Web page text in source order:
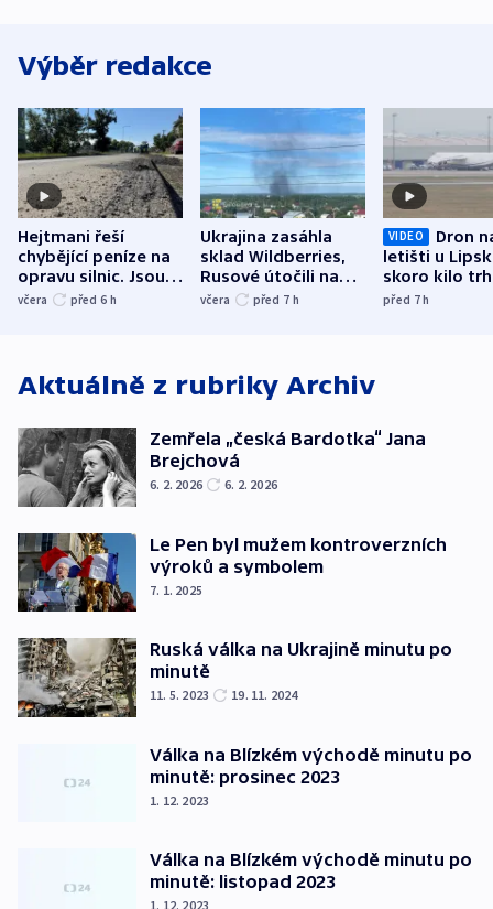
Výběr redakce
Hejtmani řeší
chybějící peníze na
opravu silnic. Jsou
nenárokové, namítá
včera před 6 h
Ukrajina zasáhla
sklad Wildberries,
Rusové útočili na
trh, hasiče či
včera před 7 h
VIDEO
Dron
letišti u
skoro kilo
indicie
před 7h
Aktuálně z rubriky Archiv
Zemřela „česká Bardotka“ Jana
Brejchová
6. 2. 2026 6. 2. 2026
Le Pen byl mužem kontroverzních
výroků a symbolem
7. 1. 2025
Ruská válka na Ukrajině minutu po
minutě
11. 5. 2023 19. 11. 2024
Válka na Blízkém východě minutu po
minutě: prosinec 2023
1. 12. 2023
Válka na Blízkém východě minutu po
minutě: listopad 2023
1. 12. 2023